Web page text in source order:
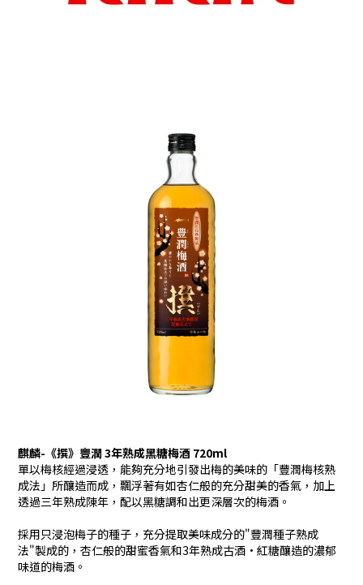
麒麟-《撰》豐潤 3年熟成黑糖梅酒 720ml
單以梅核經過浸透，能夠充分地引發出梅的美味的「豐潤梅核熟
成法」所釀造而成，飄浮著有如杏仁般的充分甜美的香氣，加上
透過三年熟成陳年，配以黑糖調和出更深層次的梅酒。
採用只浸泡梅子的種子，充分提取美味成分的"豐潤種子熟成
法"製成的，杏仁般的甜蜜香氣和3年熟成古酒·紅糖釀造的濃郁
味道的梅酒。